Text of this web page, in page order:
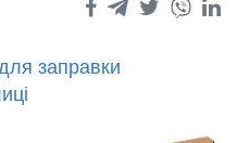
заправки